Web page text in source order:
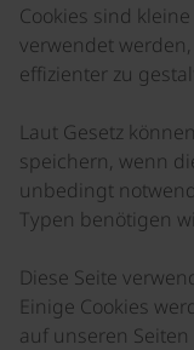
Cookies sind
verwendet
effizienter zu
Laut Gesetz
speichern, wenn
unbedingt
Typen benötigen
Diese Seite
Einige Cookies
auf unseren